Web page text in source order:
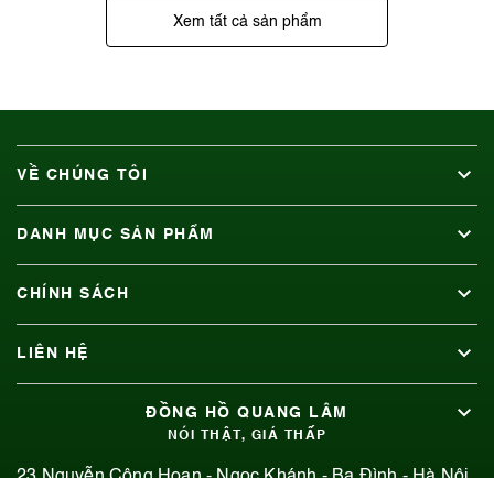
Xem tất cả sản phẩm
VỀ CHÚNG TÔI
DANH MỤC SẢN PHẨM
CHÍNH SÁCH
LIÊN HỆ
ĐỒNG HỒ QUANG LÂM
NÓI THẬT, GIÁ THẤP